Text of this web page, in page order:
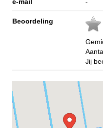
Beoordeling
Jij